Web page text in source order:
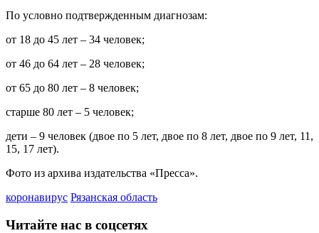
По условно подтвержденным диагнозам:
от 18 до 45 лет – 34 человек;
от 46 до 64 лет – 28 человек;
от 65 до 80 лет – 8 человек;
старше 80 лет – 5 человек;
дети – 9 человек (двое по 5 лет, двое по 8 лет, двое по 9 лет, 11,
15, 17 лет).
Фото из архива издательства «Пресса».
коронавирус Рязанская область
Читайте нас в соцсетях